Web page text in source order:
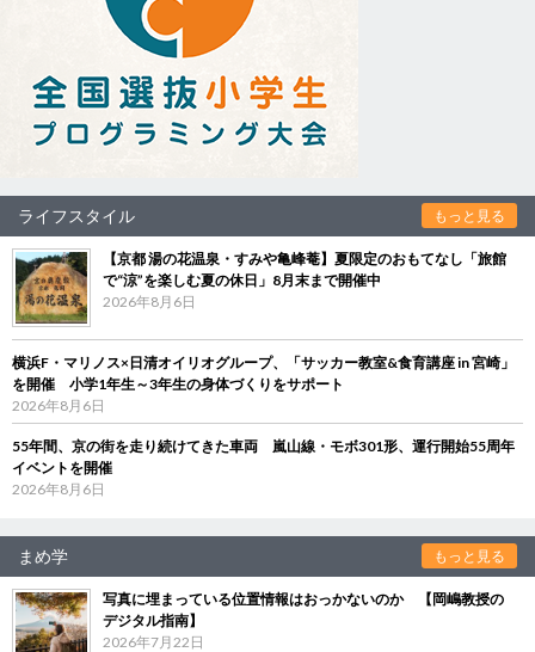
ライフスタイル もっと見る
【京都 湯の花温泉・すみや亀峰菴】夏限定のおもてなし「旅館
で“涼”を楽しむ夏の休日」8月末まで開催中
2026年8月6日
横浜F・マリノス×日清オイリオグループ、「サッカー教室&食育講座 in 宮崎」
を開催 小学1年生～3年生の身体づくりをサポート
2026年8月6日
55年間、京の街を走り続けてきた車両 嵐山線・モボ301形、運行開始55周年
イベントを開催
2026年8月6日
まめ学 もっと見る
写真に埋まっている位置情報はおっかないのか 【岡嶋教授の
デジタル指南】
2026年7月22日